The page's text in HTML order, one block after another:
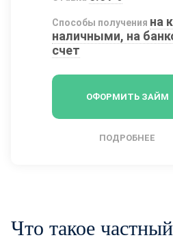
Способы получения на
наличными, на
счет
ОФОРМИТЬ ЗАЙМ
ПОДРОБНЕЕ
Что такое